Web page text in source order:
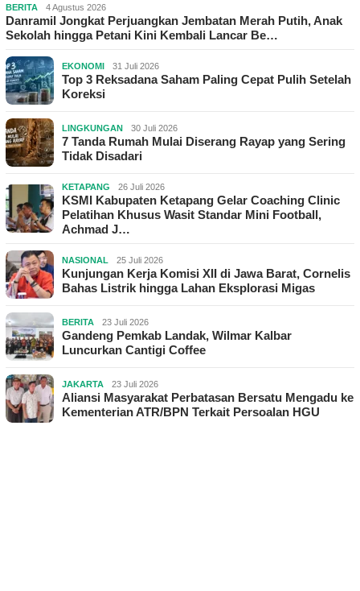
BERITA 4 Agustus 2026
Danramil Jongkat Perjuangkan Jembatan Merah Putih, Anak
Sekolah hingga Petani Kini Kembali Lancar Be…
EKONOMI 31 Juli 2026
Top 3 Reksadana Saham Paling Cepat Pulih Setelah
Koreksi
LINGKUNGAN 30 Juli 2026
7 Tanda Rumah Mulai Diserang Rayap yang Sering
Tidak Disadari
KETAPANG 26 Juli 2026
KSMI Kabupaten Ketapang Gelar Coaching Clinic
Pelatihan Khusus Wasit Standar Mini Football,
Achmad J…
NASIONAL 25 Juli 2026
Kunjungan Kerja Komisi XII di Jawa Barat, Cornelis
Bahas Listrik hingga Lahan Eksplorasi Migas
BERITA 23 Juli 2026
Gandeng Pemkab Landak, Wilmar Kalbar
Luncurkan Cantigi Coffee
JAKARTA 23 Juli 2026
Aliansi Masyarakat Perbatasan Bersatu Mengadu ke
Kementerian ATR/BPN Terkait Persoalan HGU